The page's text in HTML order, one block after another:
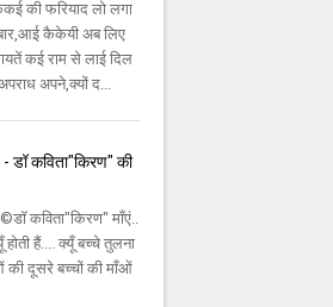
की फरियाद लो लगा
कैकेयी अब लिए
कई राम से लाई दिल
अपने,क्यों द...
डॉ कविता"किरण" की
कविता"किरण" माँएं..
हैं.... क्यूँ बच्चे तुलना
की दूसरे बच्चों की माँओं